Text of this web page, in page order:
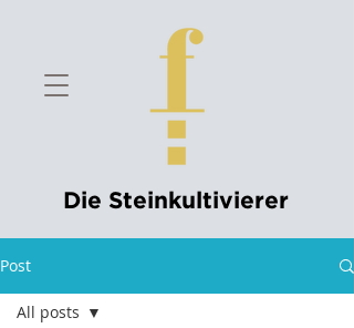
Die Steinkultivierer
Post
All posts